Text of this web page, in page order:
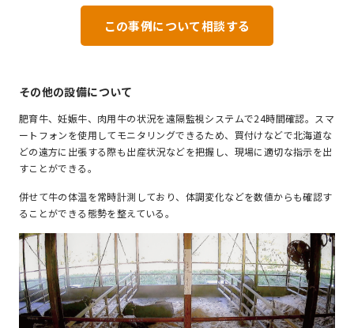
この事例について相談する
その他の設備について
肥育牛、妊娠牛、肉用牛の状況を遠隔監視システムで24時間確認。スマ
ートフォンを使用してモニタリングできるため、買付けなどで北海道な
どの遠方に出張する際も出産状況などを把握し、現場に適切な指示を出
すことができる。
併せて牛の体温を常時計測しており、体調変化などを数値からも確認す
ることができる態勢を整えている。